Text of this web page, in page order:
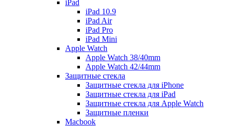
iPad
iPad 10.9
iPad Air
iPad Pro
iPad Mini
Apple Watch
Apple Watch 38/40mm
Apple Watch 42/44mm
Защитные стекла
Защитные стекла для iPhone
Защитные стекла для iPad
Защитные стекла для Apple Watch
Защитные пленки
Macbook